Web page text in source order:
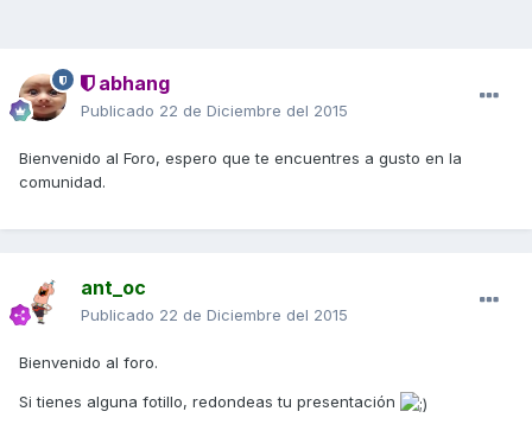
abhang
Publicado 22 de Diciembre del 2015
Bienvenido al Foro, espero que te encuentres a gusto en la
comunidad.
ant_oc
Publicado 22 de Diciembre del 2015
Bienvenido al foro.
Si tienes alguna fotillo, redondeas tu presentación